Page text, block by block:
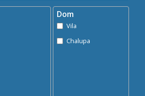
Dom
Vila
Chalupa